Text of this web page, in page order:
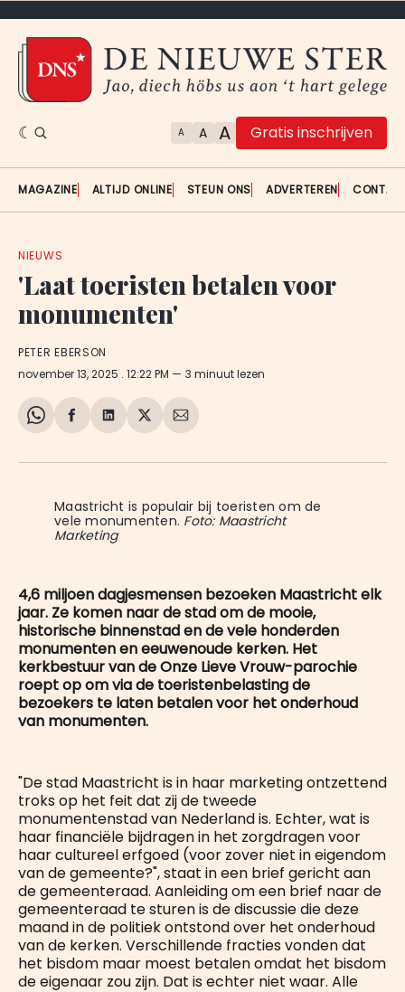
A A A Gratis inschrijven
MAGAZINE ALTIJD ONLINE STEUN ONS ADVERTEREN
NIEUWS
'Laat toeristen betalen voor
monumenten'
PETER EBERSON
november 13, 2025 . 12:22 PM 3 minuut lezen
Share
WhatsApp
Delen
Facebook
Delen
LinkedIn
Share
X
Deel
E-
Maastricht is populair bij toeristen om de
vele monumenten. Foto: Maastricht
Marketing
4,6 miljoen dagjesmensen bezoeken Maastricht elk
jaar. Ze komen naar de stad om de mooie,
historische binnenstad en de vele honderden
monumenten en eeuwenoude kerken. Het
kerkbestuur van de Onze Lieve Vrouw-parochie
roept op om via de toeristenbelasting de
bezoekers te laten betalen voor het onderhoud
van monumenten.
"De stad Maastricht is in haar marketing ontzettend
troks op het feit dat zij de tweede
monumentenstad van Nederland is. Echter, wat is
haar financiële bijdragen in het zorgdragen voor
haar cultureel erfgoed (voor zover niet in eigendom
van de gemeente?", staat in een brief gericht aan
de gemeenteraad. Aanleiding om een brief naar de
gemeenteraad te sturen is de discussie die deze
maand in de politiek ontstond over het onderhoud
van de kerken. Verschillende fracties vonden dat
het bisdom maar moest betalen omdat het bisdom
de eigenaar zou zijn. Dat is echter niet waar. Alle